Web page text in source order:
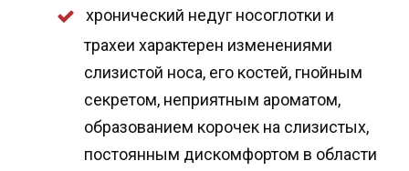
хронический недуг носоглотки и
трахеи характерен изменениями
слизистой носа, его костей, гнойным
секретом, неприятным ароматом,
образованием корочек на слизистых,
постоянным дискомфортом в области